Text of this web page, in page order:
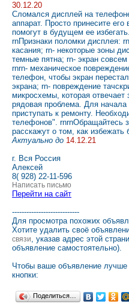
30.12.20
Сломался дисплей на
аппарат. Просто принесите
помогут в будущем ее
rnПризнаки поломки дисплея:
касания; rn- некоторые зоны
темные пятна; rn- экран
rnrn- механическое
телефон, чтобы экран
экрана; rn- повреждение
микросхемы, которая отвечает
рядовая проблема. Для начала
приступать к ремонту.
телефонов". rnrnОбращайтесь
расскажут о том, как
Актуально до 14.12.21
г. Вся Россия
Алексей
8( 928) 22-11-596
Написать письмо
Перейти на сайт
----------------------------
Для просмотра похожих
Хотите удалить своё
связи, указав адрес этой
объявление самостоятельно).
Чтобы ваше объявление лучше
кнопки:
Поделиться…